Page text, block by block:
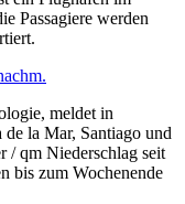
Passagiere werden
meldet in
la Mar, Santiago und
/ qm Niederschlag seit
bis zum Wochenende